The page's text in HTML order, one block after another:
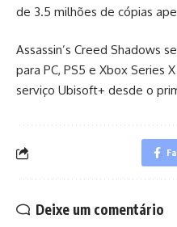
de 3.5 milhões de cópias
Assassin’s Creed Shadows
para PC, PS5 e Xbox Series
serviço Ubisoft+ desde o
Deixe um comentário